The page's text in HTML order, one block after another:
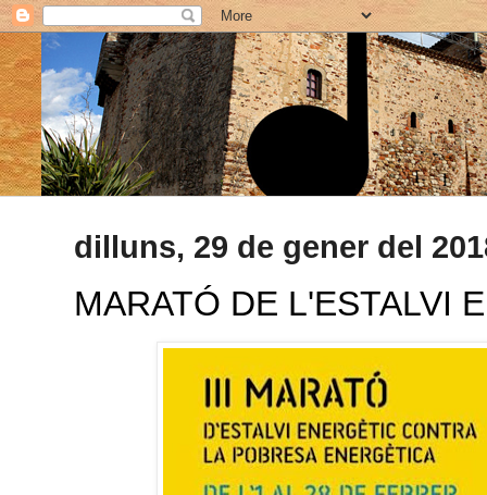
dilluns, 29 de gener del
MARATÓ DE L'ESTALVI